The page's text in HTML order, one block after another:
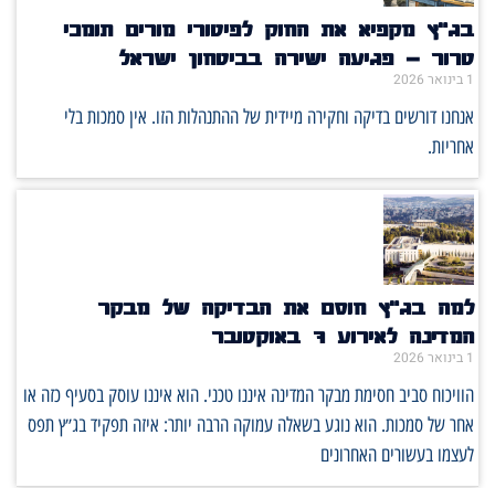
בג״ץ מקפיא את החוק לפיטורי מורים תומכי
טרור – פגיעה ישירה בביטחון ישראל
1 בינואר 2026
אנחנו דורשים בדיקה וחקירה מיידית של ההתנהלות הזו. אין סמכות בלי
אחריות.
למה בג"ץ חוסם את הבדיקה של מבקר
המדינה לאירוע 7 באוקטובר
1 בינואר 2026
הוויכוח סביב חסימת מבקר המדינה איננו טכני. הוא איננו עוסק בסעיף כזה או
אחר של סמכות. הוא נוגע בשאלה עמוקה הרבה יותר: איזה תפקיד בג״ץ תפס
לעצמו בעשורים האחרונים